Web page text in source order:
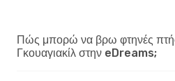
Πώς μπορώ να βρω φτηνές
Γκουαγιακίλ στην eDreams;